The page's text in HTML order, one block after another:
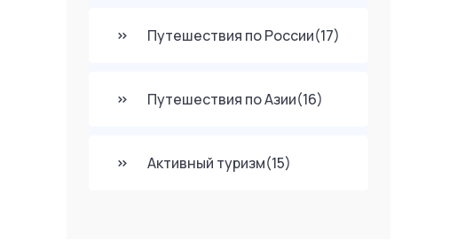
Путешествия по России(17)
Путешествия по Азии(16)
Активный туризм(15)